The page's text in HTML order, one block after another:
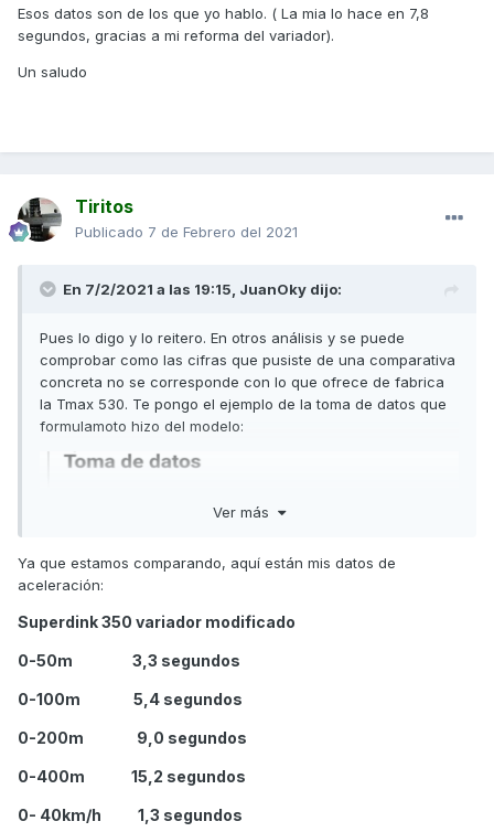
https://www.formulamoto.es/yamaha/2012/04/02/yamaha-
No es la primera que esto pasa entre diferentes análisis de
un mismo modelo y los motivos pueden ser varios como que
en ese momento en la prueba y por supuesto hemos de dar
extraídos del gps y que las unidades probadas vienen de
fabrica sin ninguna modificación.
Saludos
Esos datos son de los que yo hablo. ( La mia lo hace en 7,8
segundos, gracias a mi reforma del variador).
Un saludo
Tiritos
Publicado 7 de Febrero del 2021
En 7/2/2021 a las 19:15, JuanOky dijo:
Pues lo digo y lo reitero. En otros análisis y se puede
comprobar como las cifras que pusiste de una comparativa
concreta no se corresponde con lo que ofrece de fabrica
la Tmax 530. Te pongo el ejemplo de la toma de datos que
formulamoto hizo del modelo:
https://www.formulamoto.es/yamaha/2012/04/02/yamaha-
tmax-530/4819.html
Ver más
Ya que estamos comparando, aquí están mis datos de
aceleración:
Superdink 350 variador modificado
0-50m 3,3 segundos
0-100m 5,4 segundos
0-200m 9,0 segundos
0-400m 15,2 segundos
0- 40km/h 1,3 segundos